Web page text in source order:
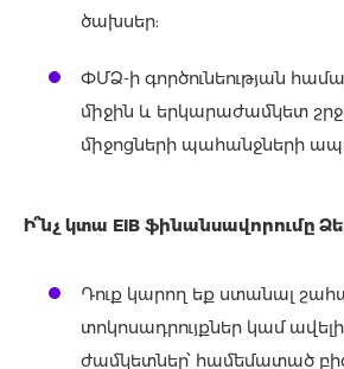
ծախսեր:
ՓՄՁ-ի գործունեության
միջին և երկարաժամկետ
միջոցների պահանջների
Ի՞նչ կտա EIB ֆինանսավորումը
Դուք կարող եք ստանալ
տոկոսադրույքներ կամ
ժամկետներ՝ համեմատած